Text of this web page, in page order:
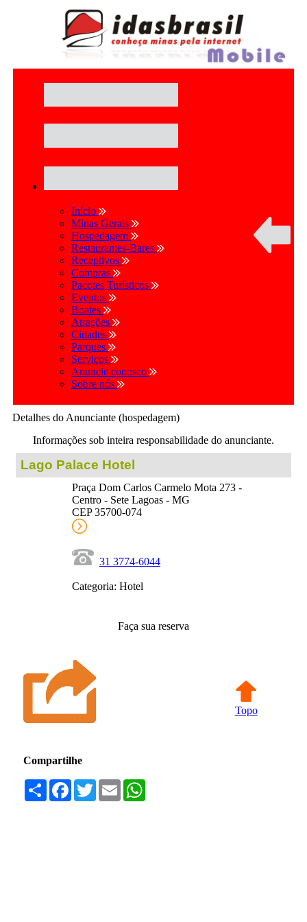
Início
Minas Gerais
Hospedagem
Restaurantes-Bares
Receptivos
Compras
Pacotes Turísticos
Eventos
Boates
Atrações
Cidades
Parques
Serviços
Anuncie conosco
Sobre nós
Detalhes do Anunciante (hospedagem)
Informações sob inteira responsabilidade do anunciante.
Lago Palace Hotel
Praça Dom Carlos Carmelo Mota 273 -
Centro - Sete Lagoas - MG
CEP 35700-074
31 3774-6044
Categoria: Hotel
Faça sua reserva
Topo
Compartilhe
Compartilhar
Facebook
TwitterEmail